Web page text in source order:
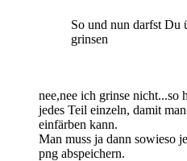
So und nun darfst Du
grinsen
nee,nee ich grinse nicht...so
jedes Teil einzeln, damit
einfärben kann.
Man muss ja dann sowieso
png abspeichern.